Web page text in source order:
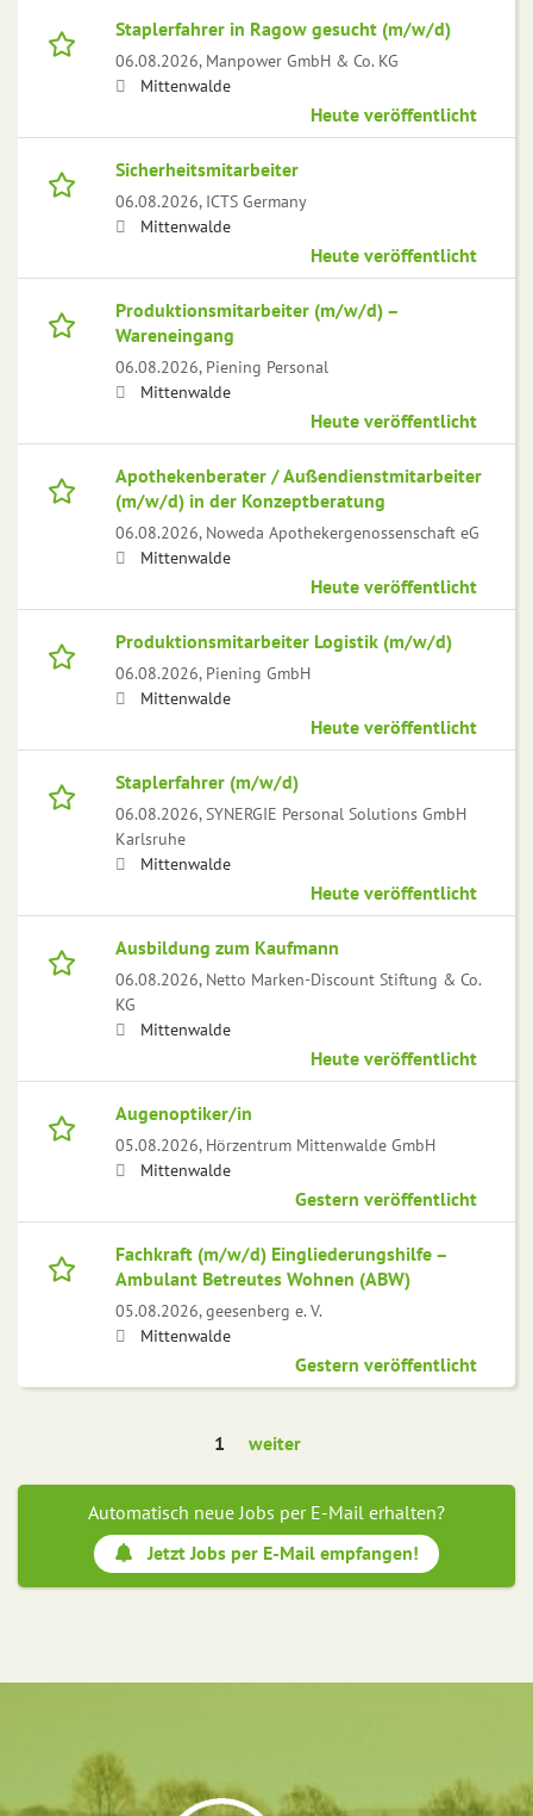
Staplerfahrer in Ragow gesucht (m/w/d)
06.08.2026, Manpower GmbH & Co. KG
Mittenwalde
Heute veröffentlicht
Sicherheitsmitarbeiter
06.08.2026, ICTS Germany
Mittenwalde
Heute veröffentlicht
Produktionsmitarbeiter (m/w/d) –
Wareneingang
06.08.2026, Piening Personal
Mittenwalde
Heute veröffentlicht
Apothekenberater / Außendienstmitarbeiter
(m/w/d) in der Konzeptberatung
06.08.2026, Noweda Apothekergenossenschaft eG
Mittenwalde
Heute veröffentlicht
Produktionsmitarbeiter Logistik (m/w/d)
06.08.2026, Piening GmbH
Mittenwalde
Heute veröffentlicht
Staplerfahrer (m/w/d)
06.08.2026,SYNERGIE Personal Solutions GmbH
Karlsruhe
Mittenwalde
Heute veröffentlicht
Ausbildung zum Kaufmann
06.08.2026, Netto Marken-Discount Stiftung & Co.
KG
Mittenwalde
Heute veröffentlicht
Augenoptiker/in
05.08.2026, Hörzentrum Mittenwalde GmbH
Mittenwalde
Gestern veröffentlicht
Fachkraft (m/w/d) Eingliederungshilfe –
Ambulant Betreutes Wohnen (ABW)
05.08.2026,geesenberg e. V.
Mittenwalde
Gestern veröffentlicht
1 weiter
Automatisch neue Jobs per E-Mail erhalten?
Jetzt Jobs per E-Mail empfangen!